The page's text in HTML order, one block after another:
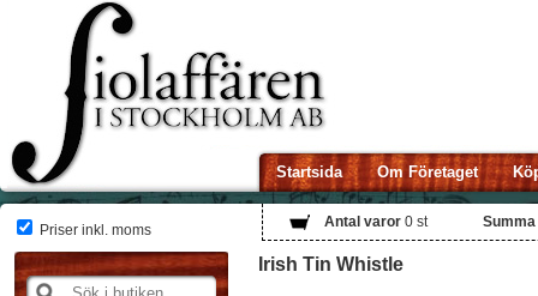
Startsida Om Företaget
Antal varor 0 st Summa
Priser inkl. moms
Irish Tin Whistle